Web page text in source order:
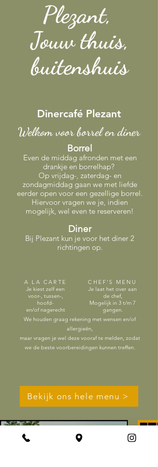
Plezant,
Jouw thuis,
buitenshuis
Dinercafé Plezant
Welkom voor borrel en diner
Borrel
Even de middag afronden met een
drankje en borrelhap?
Op vrijdag-, zaterdag- en
zondagmiddag gaan we met liefde
eerder open voor een gezellige borrel.
Hiervoor vragen we je, indien
mogelijk, wel even te reserveren!
Diner
Bij Plezant kun je voor het diner 2
richtingen op.
We houden graag rekening met wensen en/of
allergieën,
maar vragen je wel deze vooraf te melden, zodat
we de beste voorbereidingen kunnen treffen.
A LA CARTE
Je kiest zelf een
voor-, tussen-,
hoofd-
en/of nagerecht
CHEF'S MENU
Je laat het over aan
de chef,
Mogelijk in 3 t/m 7
gangen.
Bekijk ons hele menu >